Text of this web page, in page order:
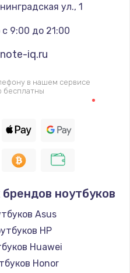
ул., 1
9:00 до 21:00
iq.ru
в нашем сервисе
бесплатны
ноутбуков
Asus
HP
Huawei
Honor